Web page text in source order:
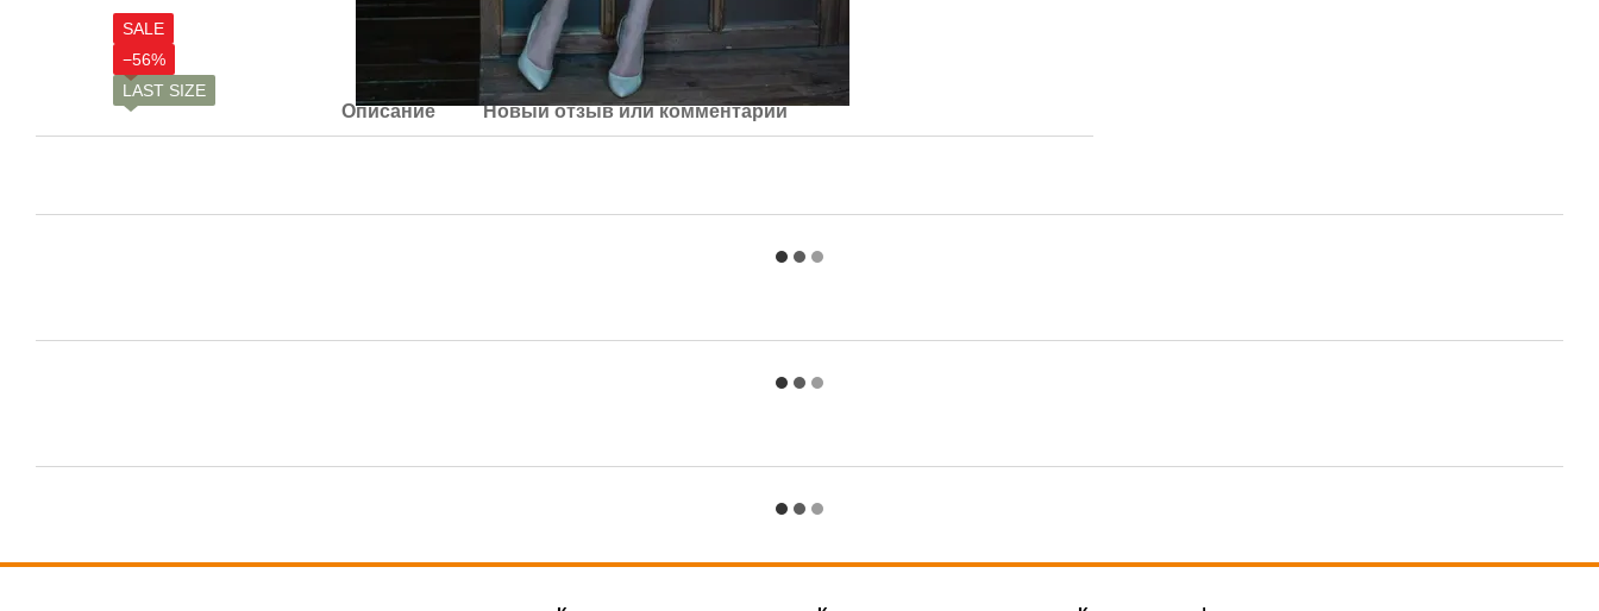
SALE
−56%
LAST SIZE
Описание Новый отзыв или комментарий